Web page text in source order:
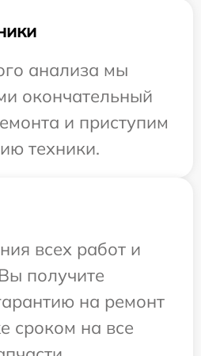
анализа мы
окончательный
и приступим
техники.
всех работ и
получите
на ремонт
сроком на все